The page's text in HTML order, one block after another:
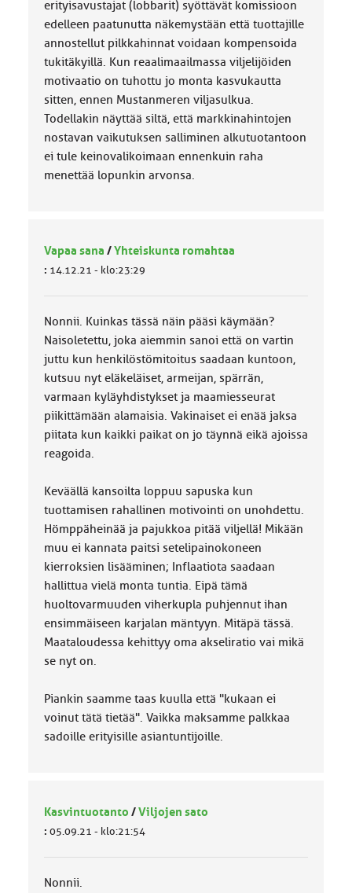
erityisavustajat (lobbarit) syöttävät komissioon
edelleen paatunutta näkemystään että tuottajille
annostellut pilkkahinnat voidaan kompensoida
tukitäkyillä. Kun reaalimaailmassa viljelijöiden
motivaatio on tuhottu jo monta kasvukautta
sitten, ennen Mustanmeren viljasulkua.
Todellakin näyttää siltä, että markkinahintojen
nostavan vaikutuksen salliminen alkutuotantoon
ei tule keinovalikoimaan ennenkuin raha
menettää lopunkin arvonsa.
Vapaa sana /Yhteiskunta romahtaa
: 14.12.21 - klo:23:29
Nonnii. Kuinkas tässä näin pääsi käymään?
Naisoletettu, joka aiemmin sanoi että on vartin
juttu kun henkilöstömitoitus saadaan kuntoon,
kutsuu nyt eläkeläiset, armeijan, spärrän,
varmaan kyläyhdistykset ja maamiesseurat
piikittämään alamaisia. Vakinaiset ei enää jaksa
piitata kun kaikki paikat on jo täynnä eikä ajoissa
reagoida.
Keväällä kansoilta loppuu sapuska kun
tuottamisen rahallinen motivointi on unohdettu.
Hömppäheinää ja pajukkoa pitää viljellä! Mikään
muu ei kannata paitsi setelipainokoneen
kierroksien lisääminen; Inflaatiota saadaan
hallittua vielä monta tuntia. Eipä tämä
huoltovarmuuden viherkupla puhjennut ihan
ensimmäiseen karjalan mäntyyn. Mitäpä tässä.
Maataloudessa kehittyy oma akseliratio vai mikä
se nyt on.
Piankin saamme taas kuulla että "kukaan ei
voinut tätä tietää". Vaikka maksamme palkkaa
sadoille erityisille asiantuntijoille.
Kasvintuotanto /Viljojen sato
: 05.09.21 - klo:21:54
Nonnii.